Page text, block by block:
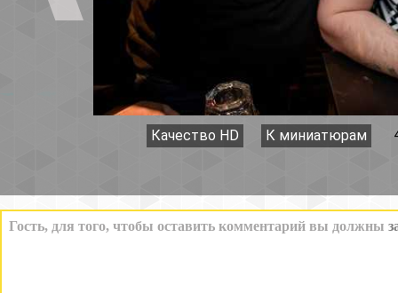
Качество HD К миниатюрам